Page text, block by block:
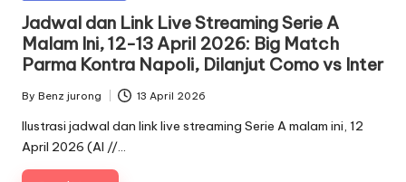
Jadwal dan Link Live Streaming Serie A
Malam Ini, 12-13 April 2026: Big Match
Parma Kontra Napoli, Dilanjut Como vs Inter
Posted
by
By Benz jurong 13 April 2026
Ilustrasi jadwal dan link live streaming Serie A malam ini, 12
April 2026 (AI //…